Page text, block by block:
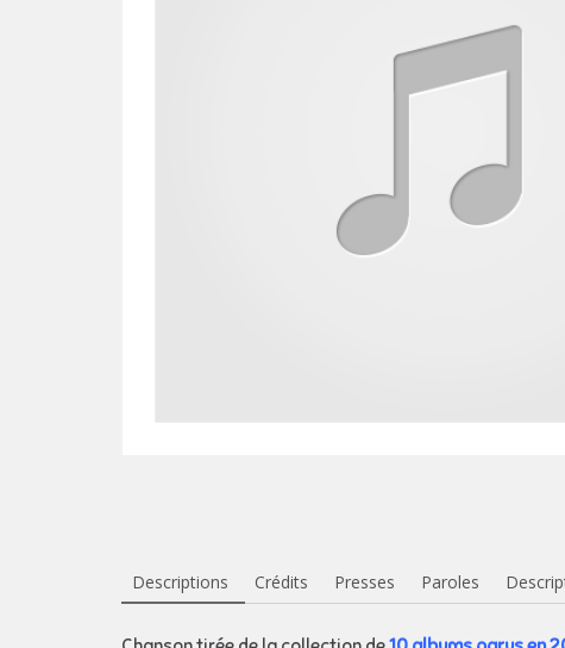
Descriptions Crédits Presses Paroles